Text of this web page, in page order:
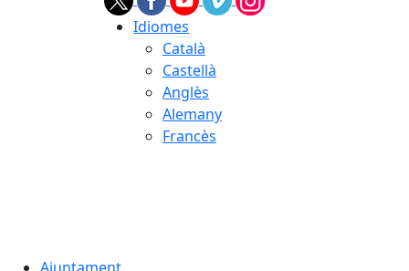
Idiomes
Català
Castellà
Anglès
Alemany
Francès